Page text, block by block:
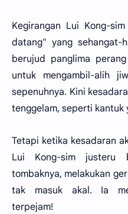
Kegirangan Lui Kong-
datang" yang sehangat-
berujud panglima
untuk mengambil-alih
sepenuhnya. Kini
tenggelam, seperti kantuk
Tetapi ketika kesadaran
Lui Kong-sim justeru
tombaknya, melakukan
tak masuk akal. Ia
terpejam!